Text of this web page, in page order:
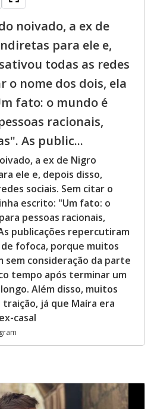
noivado, a ex de
para ele e,
todas as redes
o nome dos dois, ela
fato: o mundo é
racionais,
As public...
a ex de Nigro
ele e, depois disso,
sociais. Sem citar o
escrito: "Um fato: o
pessoas racionais,
publicações repercutiram
fofoca, porque muitos
sem consideração da parte
tempo após terminar um
Além disso, muitos
já que Maíra era
casal